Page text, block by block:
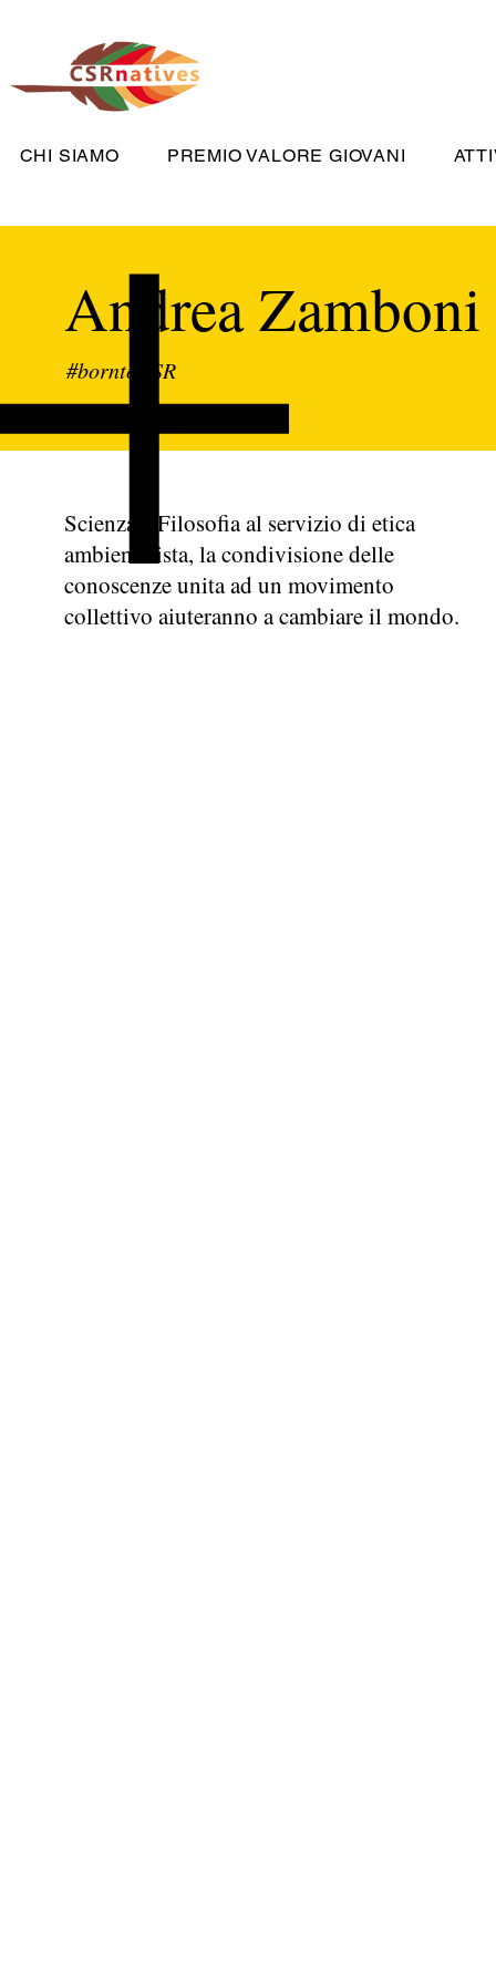
CHI SIAMO PREMIO VALORE GIOVANI
Andrea Zamboni
#borntoCSR
Scienza e Filosofia al servizio di etica
ambientalista, la condivisione delle
conoscenze unita ad un movimento
collettivo aiuteranno a cambiare il mondo.